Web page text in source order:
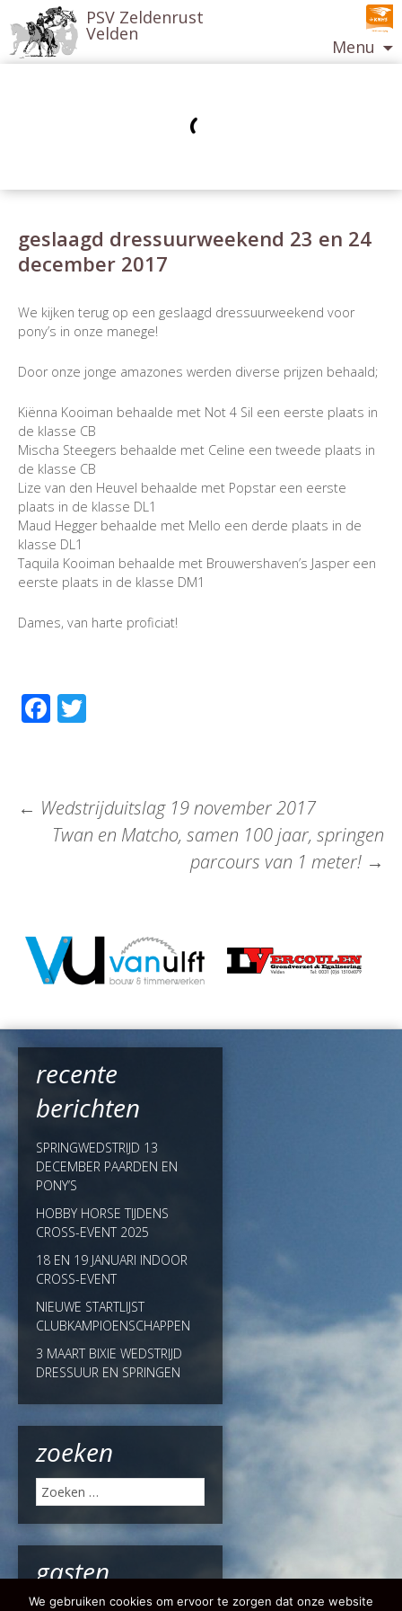
PSV Zeldenrust
Velden
Menu
geslaagd dressuurweekend 23 en 24
december 2017
We kijken terug op een geslaagd dressuurweekend voor
pony’s in onze manege!
Door onze jonge amazones werden diverse prijzen behaald;
Kiënna Kooiman behaalde met Not 4 Sil een eerste plaats in
de klasse CB
Mischa Steegers behaalde met Celine een tweede plaats in
de klasse CB
Lize van den Heuvel behaalde met Popstar een eerste
plaats in de klasse DL1
Maud Hegger behaalde met Mello een derde plaats in de
klasse DL1
Taquila Kooiman behaalde met Brouwershaven’s Jasper een
eerste plaats in de klasse DM1
Dames, van harte proficiat!
Facebook
← Wedstrijduitslag 19 november 2017
Twan en Matcho, samen 100 jaar, springen
parcours van 1 meter! →
recente
berichten
SPRINGWEDSTRIJD 13
DECEMBER PAARDEN EN
PONY’S
HOBBY HORSE TIJDENS
CROSS-EVENT 2025
18 EN 19 JANUARI INDOOR
CROSS-EVENT
NIEUWE STARTLIJST
CLUBKAMPIOENSCHAPPEN
3 MAART BIXIE WEDSTRIJD
DRESSUUR EN SPRINGEN
zoeken
Zoeken
naar:
gasten
Online:2 Gasten, 63 Bots
We gebruiken cookies om ervoor te zorgen dat onze website